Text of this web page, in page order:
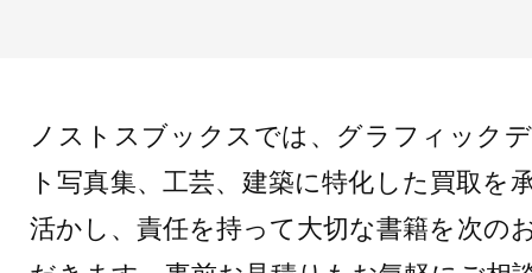
ノストスブックスでは、グラフィック
ト写真集、工芸、建築に特化した買取を
活かし、責任を持って大切な書籍を次の